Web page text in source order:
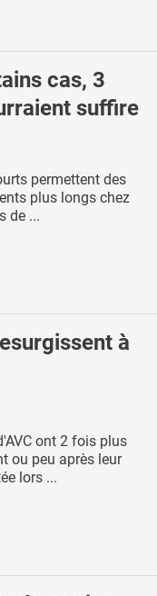
cas, 3
suffire
permettent des
plus longs chez
de ...
à
ont 2 fois plus
ou peu après leur
lors ...